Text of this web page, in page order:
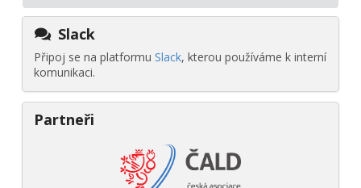
Slack
Připoj se na platformu Slack, kterou používáme k interní
komunikaci.
Partneři